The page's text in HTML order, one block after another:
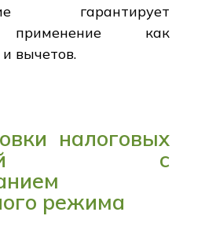
гарантирует
применение как
вычетов.
налоговых
с
режима